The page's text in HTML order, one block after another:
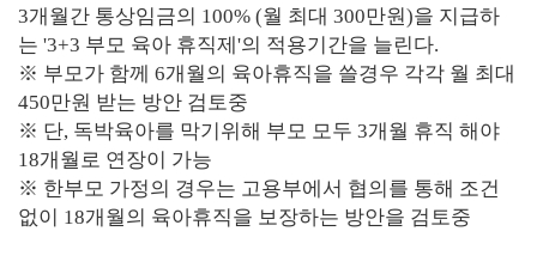
3개월간 통상임금의 100% (월 최대 300만원)을 지급하
는 '3+3 부모 육아 휴직제'의 적용기간을 늘린다.
※ 부모가 함께 6개월의 육아휴직을 쓸경우 각각 월 최대
450만원 받는 방안 검토중
※ 단, 독박육아를 막기위해 부모 모두 3개월 휴직 해야
18개월로 연장이 가능
※ 한부모 가정의 경우는 고용부에서 협의를 통해 조건
없이 18개월의 육아휴직을 보장하는 방안을 검토중